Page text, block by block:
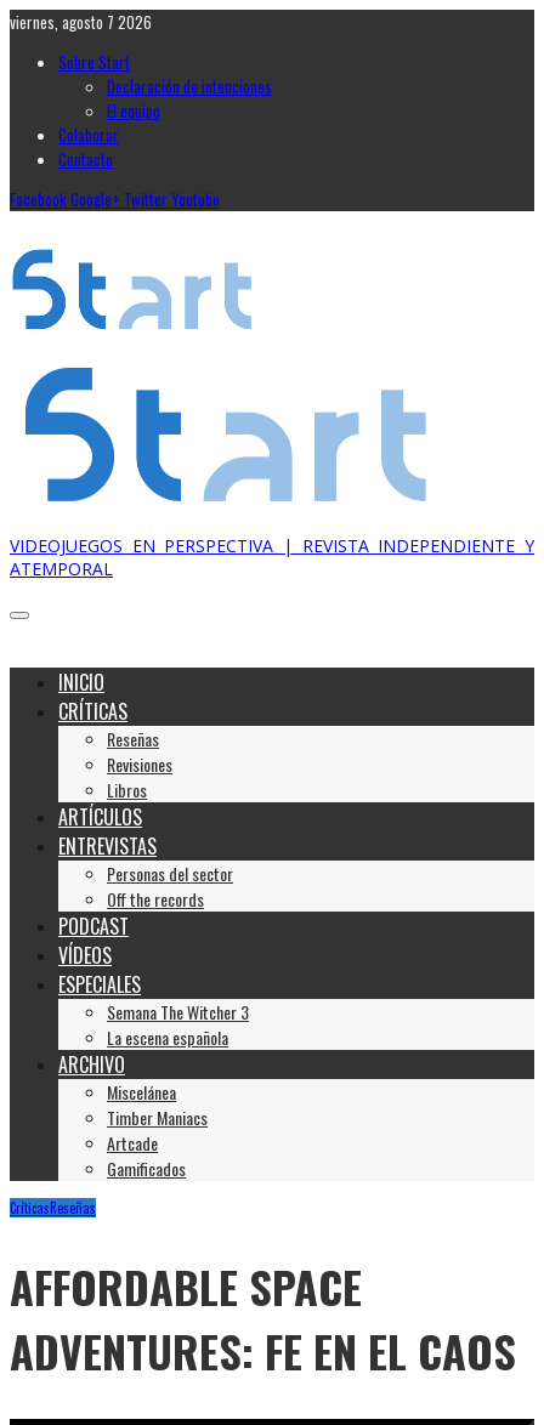
viernes, agosto 7 2026
Sobre Start
Declaración de intenciones
El equipo
Colaborar
Contacto
FacebookGoogle+ TwitterYoutube
VIDEOJUEGOS EN PERSPECTIVA | REVISTA INDEPENDIENTE Y
ATEMPORAL
INICIO
CRÍTICAS
Reseñas
Revisiones
Libros
ARTÍCULOS
ENTREVISTAS
Personas del sector
Off the records
PODCAST
VÍDEOS
ESPECIALES
Semana The Witcher 3
La escena española
ARCHIVO
Miscelánea
Timber Maniacs
Artcade
Gamificados
CríticasReseñas
AFFORDABLE SPACE
ADVENTURES: FE EN EL CAOS